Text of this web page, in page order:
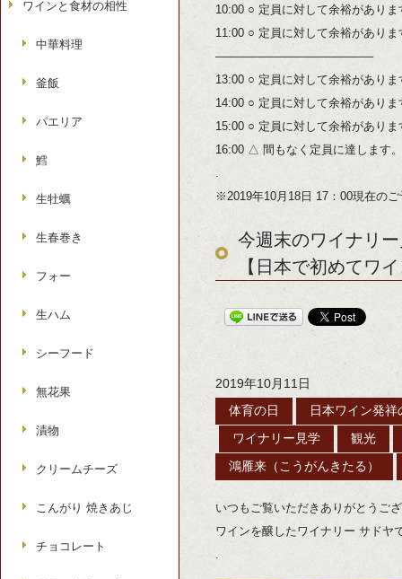
10:00 ○ 定員に対して余裕がありま
11:00 ○ 定員に対して余裕がありま
—————————————–
13:00 ○ 定員に対して余裕がありま
14:00 ○ 定員に対して余裕がありま
15:00 ○ 定員に対して余裕がありま
16:00 △ 間もなく定員に達します。
.
※2019年10月18日 17：00現在の
今週末のワイナリ
【日本で初めてワ
2019年10月11日
体育の日 日本ワイン発祥
ワイナリー見学 観光
鴻雁来（こうがんきたる）
いつもご覧いただきありがとうご
ワインを醸したワイナリー サドヤ
.
ワインと食材の相性
中華料理
釜飯
パエリア
鱈
生牡蠣
生春巻き
フォー
生ハム
シーフード
無花果
漬物
クリームチーズ
こんがり 焼きあじ
チョコレート